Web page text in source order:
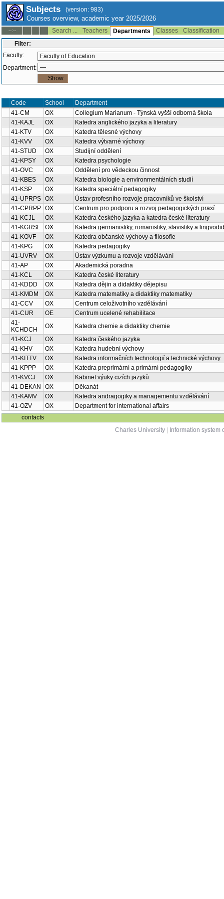
Subjects (version: 983)
Courses overview, academic year 2025/2026
--:-- Search ... Teachers Departments Classes
Classification
Filter:
Faculty:
Department:
Code School
Department
41-CM
OX
Collegium Marianum - Týnská vyšší odborná škola
41-KAJL
OX
Katedra anglického jazyka a literatury
41-KTV
OX
Katedra tělesné výchovy
41-KVV
OX
Katedra výtvarné výchovy
41-STUD
OX
Studijní oddělení
41-KPSY
OX
Katedra psychologie
41-OVC
OX
Oddělení pro vědeckou činnost
41-KBES
OX
Katedra biologie a environmentálních studií
41-KSP
OX
Katedra speciální pedagogiky
41-UPRPS OX
Ústav profesního rozvoje pracovníků ve školství
41-CPRPP OX
Centrum pro podporu a rozvoj pedagogických praxí
41-KCJL
OX
Katedra českého jazyka a katedra české literatury
41-KGRSL
OX
Katedra germanistiky, romanistiky, slavistiky a
41-KOVF
OX
Katedra občanské výchovy a filosofie
41-KPG
OX
Katedra pedagogiky
41-UVRV
OX
Ústav výzkumu a rozvoje vzdělávání
41-AP
OX
Akademická poradna
41-KCL
OX
Katedra české literatury
41-KDDD
OX
Katedra dějin a didaktiky dějepisu
41-KMDM
OX
Katedra matematiky a didaktiky matematiky
41-CCV
OX
Centrum celoživotního vzdělávání
41-CUR
OE
Centrum ucelené rehabilitace
41-
KCHDCH
OX
Katedra chemie a didaktiky chemie
41-KCJ
OX
Katedra českého jazyka
41-KHV
OX
Katedra hudební výchovy
41-KITTV
OX
Katedra informačních technologií a technické výchovy
41-KPPP
OX
Katedra preprimární a primární pedagogiky
41-KVCJ
OX
Kabinet výuky cizích jazyků
41-DEKAN
OX
Děkanát
41-KAMV
OX
Katedra andragogiky a managementu vzdělávání
41-OZV
OX
Department for international affairs
contacts
Charles University
Information